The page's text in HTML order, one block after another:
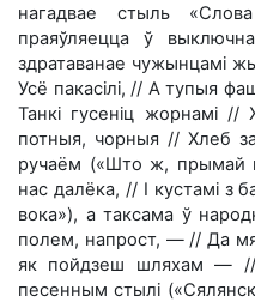
нагадвае стыль
праяўляецца ў
здратаванае чужынцамі
Усё пакасілі, // А тупыя
Танкі гусеніц жорнамі
потныя, чорныя // Хлеб
ручаём («Што ж, прымай
нас далёка, // І кустамі з
вока»), а таксама ў
полем, напрост, — // Да
як пойдзеш шляхам — //
песенным стылі